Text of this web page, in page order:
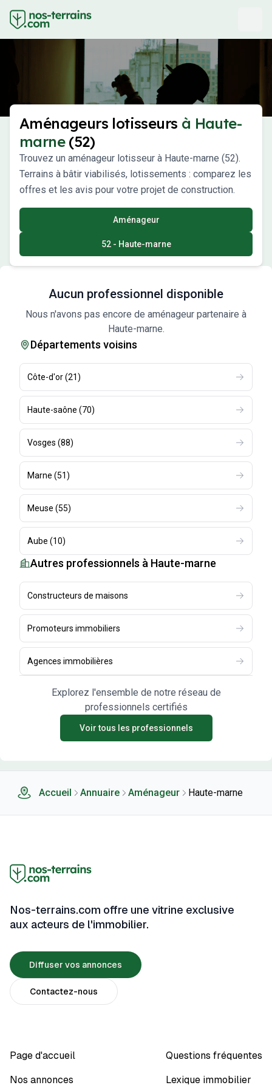
Aménageurs lotisseurs à Haute-
marne(52)
Trouvez un aménageur lotisseur à Haute-marne (52).
Terrains à bâtir viabilisés, lotissements : comparez les
offres et les avis pour votre projet de construction.
Aménageur
52 - Haute-marne
Aucun professionnel disponible
Nous n'avons pas encore de aménageur partenaire à
Haute-marne.
Départements voisins
Côte-d'or(21)
Haute-saône (70)
Vosges (88)
Marne (51)
Meuse (55)
Aube (10)
Autres professionnels à Haute-marne
Constructeurs de maisons
Promoteurs immobiliers
Agences immobilières
Explorez l'ensemble de notre réseau de
professionnels certifiés
Voir tous les professionnels
Accueil Annuaire Aménageur Haute-marne
Nos-terrains.com offre une vitrine exclusive
aux acteurs de l'immobilier.
Diffuser vos annonces
Contactez-nous
Page d'accueil
Nos annonces
Questions fréquentes
Lexique immobilier